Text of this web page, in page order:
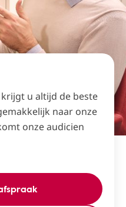
u altijd de beste
naar onze
onze audicien